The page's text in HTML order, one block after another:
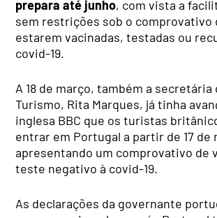
prepara até junho, com vista a
sem restrições sob o comprovativo
estarem vacinadas, testadas ou
covid-19.
A 18 de março, também a secretária
Turismo, Rita Marques, já tinha
inglesa BBC que os turistas
entrar em Portugal a partir de 17 de
apresentando um comprovativo de
teste negativo à covid-19.
As declarações da governante